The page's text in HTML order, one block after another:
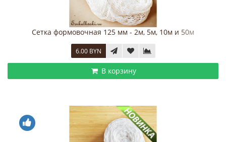
Сетка формовочная 125 мм - 2м, 5м, 10м и 50м
6.00 BYN
В корзину